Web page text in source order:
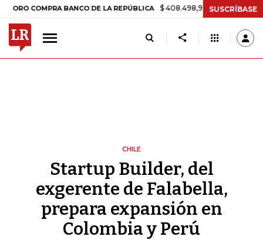
BANCO DE LA REPÚBLICA $ 408.498,97 +$ 8.753,81 +2,19%
SUSCRÍBASE
CHILE
Startup Builder, del
exgerente de Falabella,
prepara expansión en
Colombia y Perú